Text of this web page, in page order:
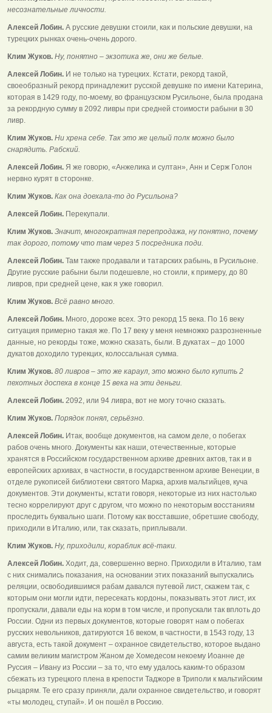
несознательные личности.
Алексей Лобин. А русские девушки стоили, как и польские девушки, на
турецких рынках очень-очень дорого.
Клим Жуков. Ну, понятно – экзотика же, они же белые.
Алексей Лобин. И не только на турецких. Кстати, рекорд такой,
своеобразный рекорд принадлежит русской девушке по имени Катерина,
которая в 1429 году, по-моему, во французском Русильоне, была продана
за рекордную сумму в 2092 ливры при средней стоимости рабыни в 30
ливр.
Клим Жуков. Ни хрена себе. Так это же целый полк можно было
снарядить. Рабский.
Алексей Лобин. Я же говорю, «Анжелика и султан», Анн и Серж Голон
нервно курят в сторонке.
Клим Жуков. Как она доехала-то до Русильона?
Алексей Лобин. Перекупали.
Клим Жуков. Значит, многократная перепродажа, ну понятно, почему
так дорого, потому что там через 5 посредника поди.
Алексей Лобин. Там также продавали и татарских рабынь, в Русильоне.
Другие русские рабыни были подешевле, но стоили, к примеру, до 80
ливров, при средней цене, как я уже говорил.
Клим Жуков. Всё равно много.
Алексей Лобин. Много, дороже всех. Это рекорд 15 века. По 16 веку
ситуация примерно такая же. По 17 веку у меня немножко разрозненные
данные, но рекорды тоже, можно сказать, были. В дукатах – до 1000
дукатов доходило турекцих, колоссальная сумма.
Клим Жуков. 80 ливров – это же караул, это можно было купить 2
пехотных доспеха в конце 15 века на эти деньги.
Алексей Лобин. 2092, или 94 ливра, вот не могу точно сказать.
Клим Жуков. Порядок понял, серьёзно.
Алексей Лобин. Итак, вообще документов, на самом деле, о побегах
рабов очень много. Документы как наши, отечественные, которые
хранятся в Российском государственном архиве древних актов, так и в
европейских архивах, в частности, в государственном архиве Венеции, в
отделе рукописей библиотеки святого Марка, архив мальтийцев, куча
документов. Эти документы, кстати говоря, некоторые из них настолько
тесно коррелируют друг с другом, что можно по некоторым восстаниям
проследить буквально шаги. Потому как восставшие, обретшие свободу,
приходили в Италию, или, так сказать, приплывали.
Клим Жуков. Ну, приходили, кораблик всё-таки.
Алексей Лобин. Ходит, да, совершенно верно. Приходили в Италию, там
с них снимались показания, на основании этих показаний выпускались
реляции, освободившимся рабам давался путевой лист, скажем так, с
которым они могли идти, пересекать кордоны, показывать этот лист, их
пропускали, давали еды на корм в том числе, и пропускали так вплоть до
России. Одни из первых документов, которые говорят нам о побегах
русских невольников, датируются 16 веком, в частности, в 1543 году, 13
августа, есть такой документ – охранное свидетельство, которое выдано
самим великим магистром Жаном де Хомедесом некоему Иоанне де
Руссия – Ивану из России – за то, что ему удалось каким-то образом
сбежать из турецкого плена в крепости Таджоре в Триполи к мальтийским
рыцарям. Те его сразу приняли, дали охранное свидетельство, и говорят
«ты молодец, ступай». И он пошёл в Россию.